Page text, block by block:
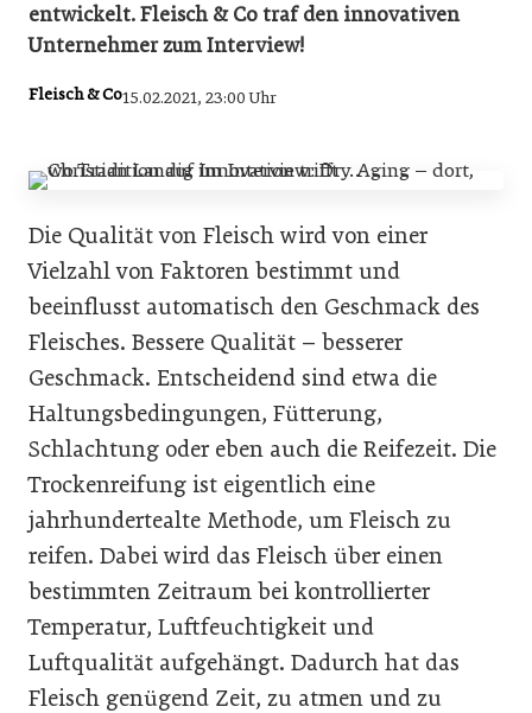
entwickelt. Fleisch & Co traf den innovativen
Unternehmer zum Interview!
Fleisch & Co15.02.2021, 23:00 Uhr
Die Qualität von Fleisch wird von einer
Vielzahl von Faktoren bestimmt und
beeinflusst automatisch den Geschmack des
Fleisches. Bessere Qualität – besserer
Geschmack. Entscheidend sind etwa die
Haltungsbedingungen, Fütterung,
Schlachtung oder eben auch die Reifezeit. Die
Trockenreifung ist eigentlich eine
jahrhundertealte Methode, um Fleisch zu
reifen. Dabei wird das Fleisch über einen
bestimmten Zeitraum bei kontrollierter
Temperatur, Luftfeuchtigkeit und
Luftqualität aufgehängt. Dadurch hat das
Fleisch genügend Zeit, zu atmen und zu